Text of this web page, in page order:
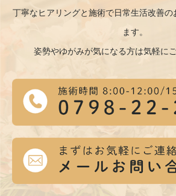
丁寧なヒアリングと施術で日常生活改善の
ます。
姿勢やゆがみが気になる方は気軽に